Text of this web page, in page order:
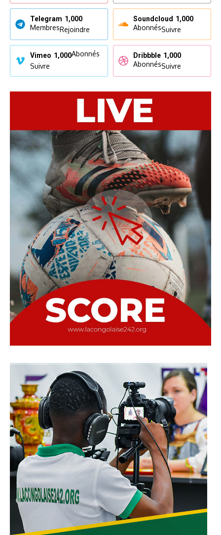
Telegram 1,000
MembresRejoindre
Soundcloud 1,000
AbonnésSuivre
Vimeo 1,000Abonnés
Suivre
Dribbble 1,000
AbonnésSuivre